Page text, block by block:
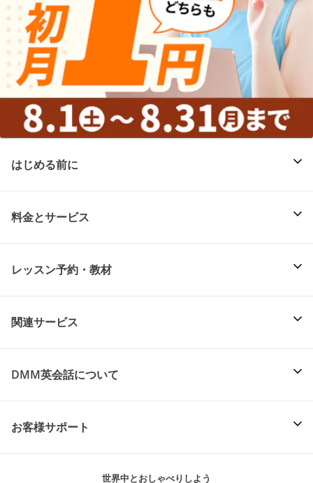
はじめる前に
料金とサービス
レッスン予約・教材
関連サービス
DMM英会話について
お客様サポート
世界中とおしゃべりしよう